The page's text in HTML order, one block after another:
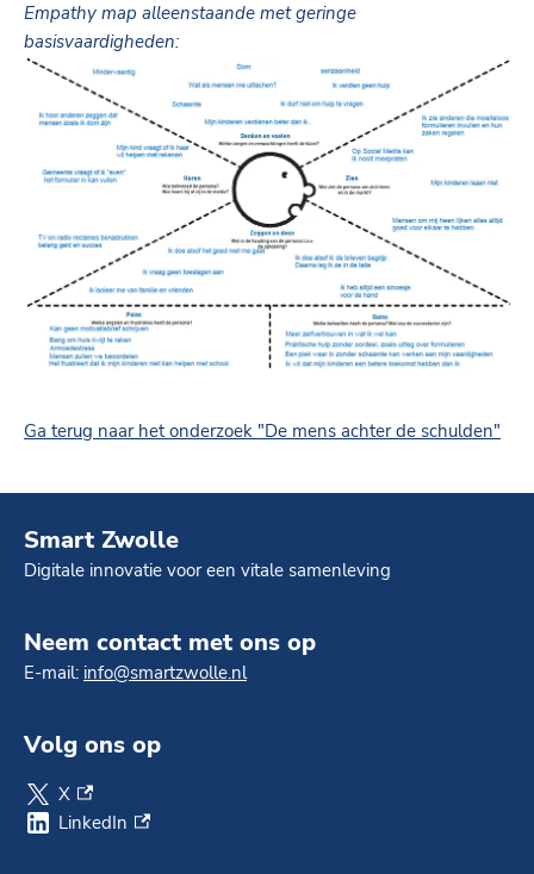
Empathy map alleenstaande met geringe
basisvaardigheden:
Ga terug naar het onderzoek "De mens achter de schulden"
Smart Zwolle
Digitale innovatie voor een vitale samenleving
Neem contact met ons op
E-mail: info@smartzwolle.nl
Volg ons op
X
(externe link)
LinkedIn
(externe link)